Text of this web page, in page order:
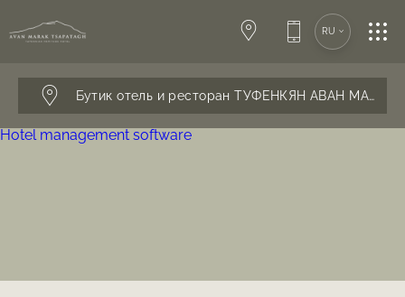
Бутик отель и ресторан ТУФЕНКЯН АВАН МАРАК
RU
SPA-ЦЕНТР
КОНФЕРЕНЦИИ
УСЛУГИ
Hotel management software